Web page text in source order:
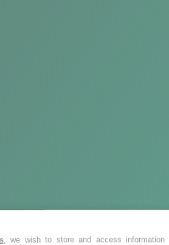
, we wish to store and access information